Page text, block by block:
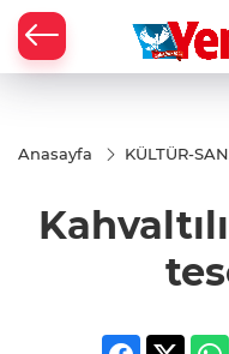
Anasayfa KÜLTÜR-